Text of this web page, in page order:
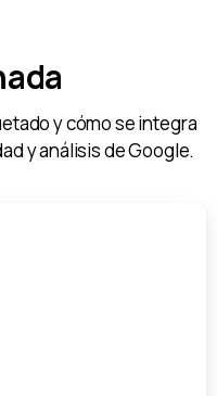
y cómo se integra
y análisis de Google.